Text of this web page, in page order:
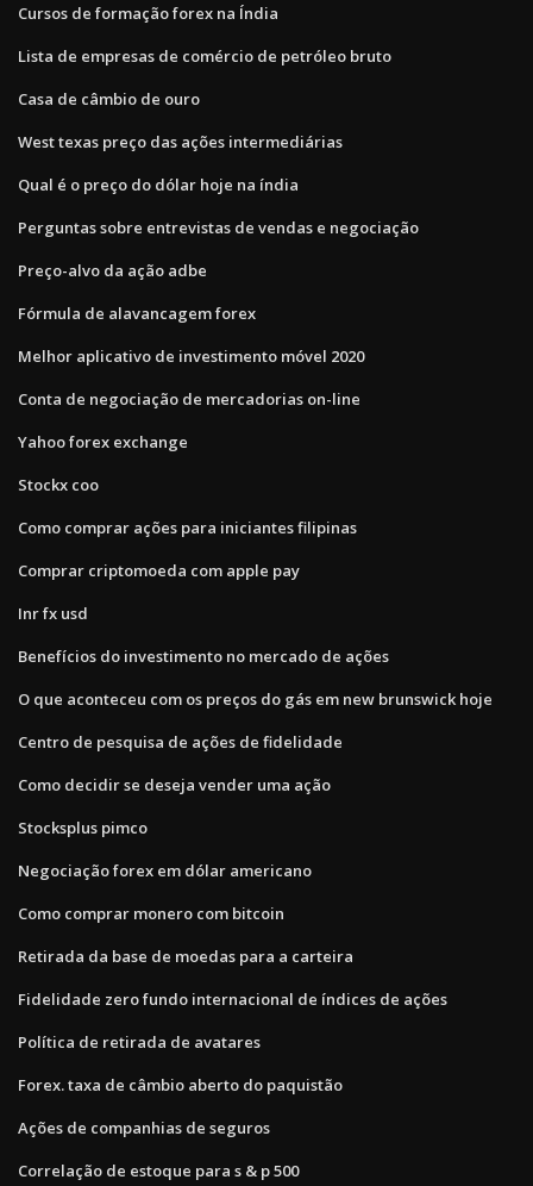
Cursos de formação forex na Índia
Lista de empresas de comércio de petróleo bruto
Casa de câmbio de ouro
West texas preço das ações intermediárias
Qual é o preço do dólar hoje na índia
Perguntas sobre entrevistas de vendas e negociação
Preço-alvo da ação adbe
Fórmula de alavancagem forex
Melhor aplicativo de investimento móvel 2020
Conta de negociação de mercadorias on-line
Yahoo forex exchange
Stockx coo
Como comprar ações para iniciantes filipinas
Comprar criptomoeda com apple pay
Inr fx usd
Benefícios do investimento no mercado de ações
O que aconteceu com os preços do gás em new brunswick hoje
Centro de pesquisa de ações de fidelidade
Como decidir se deseja vender uma ação
Stocksplus pimco
Negociação forex em dólar americano
Como comprar monero com bitcoin
Retirada da base de moedas para a carteira
Fidelidade zero fundo internacional de índices de ações
Política de retirada de avatares
Forex. taxa de câmbio aberto do paquistão
Ações de companhias de seguros
Correlação de estoque para s & p 500